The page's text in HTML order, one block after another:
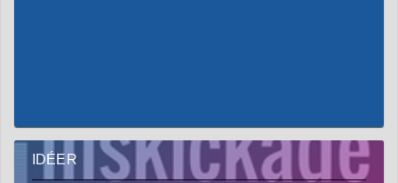
IDÉER